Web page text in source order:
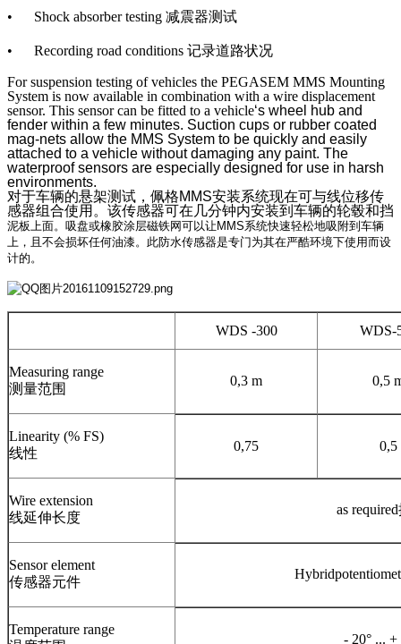
• Shock absorber testing 减震器测试
• Recording road conditions 记录道路状况
For suspension testing of vehicles the PEGASEM MMS Mounting
System is now available in combination with a wire displacement
sensor. This sensor can be fitted to a vehicle‘s wheel hub and
fender within a few minutes. Suction cups or rubber coated
mag-nets allow the MMS System to be quickly and easily
attached to a vehicle without damaging any paint. The
waterproof sensors are especially designed for use in harsh
environments.
对于车辆的悬架测试，佩格MMS安装系统现在可与线位移传
感器组合使用。该传感器可在几分钟内安装到车辆的轮毂和挡
泥板上面。吸盘或橡胶涂层磁铁网可以让MMS系统快速轻松地吸附到车辆
上，且不会损坏任何油漆。此防水传感器是专门为其在严酷环境下使用而设
计的。
WDS -300 WDS-
Measuring range
测量范围
0,3 m 0,5
Linearity (% FS)
线性
0,75 0,5
Wire extension
线延伸长度
as
Sensor element
传感器元件
Temperature range
- 20° ... +